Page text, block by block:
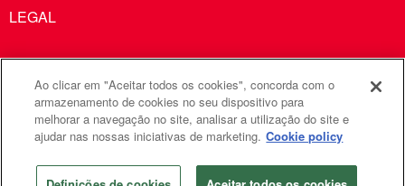
LEGAL
Comunicações Metodistas Unidas é uma agência da Igreja
Metodista Unida
©2026 Comunicações Metodistas Unidas. Todos os direitos
reservados
Ao clicar em "Aceitar todos os cookies", concorda com o
armazenamento de cookies no seu dispositivo para
melhorar a navegação no site, analisar a utilização do site e
ajudar nas nossas iniciativas de marketing. Cookie policy